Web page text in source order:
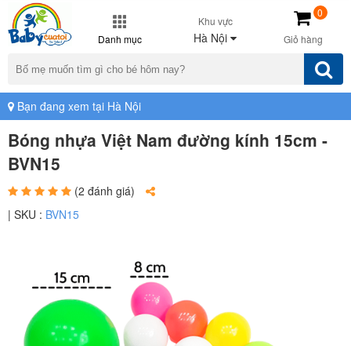
Danh mục
Khu vực
Hà Nội Giỏ hàng
0
Bạn đang xem tại Hà Nội
Bóng nhựa Việt Nam đường kính 15cm -
BVN15
(2 đánh giá)
| SKU : BVN15